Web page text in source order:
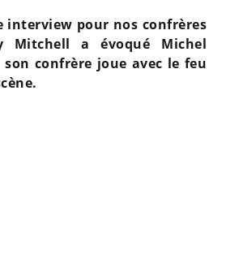
interview pour nos confrères
Mitchell a évoqué Michel
confrère joue avec le feu